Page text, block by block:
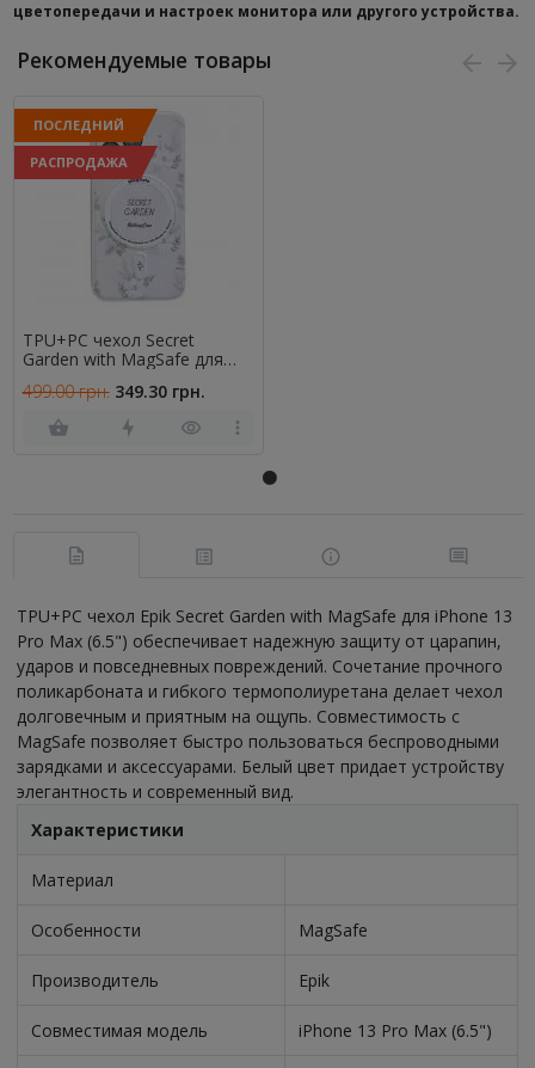
цветопередачи и настроек монитора или другого устройства.
Рекомендуемые товары
ПОСЛЕДНИЙ
РАСПРОДАЖА
TPU+PC чехол Secret
Garden with MagSafe для
(6.5") White
499.00 грн. 349.30 грн.
TPU+PC чехол Epik Secret Garden with MagSafe для iPhone 13
Pro Max (6.5") обеспечивает надежную защиту от царапин,
ударов и повседневных повреждений. Сочетание прочного
поликарбоната и гибкого термополиуретана делает чехол
долговечным и приятным на ощупь. Совместимость с
MagSafe позволяет быстро пользоваться беспроводными
зарядками и аксессуарами. Белый цвет придает устройству
элегантность и современный вид.
Характеристики
Материал
Особенности MagSafe
Производитель Epik
Совместимая модель iPhone 13 Pro Max (6.5")